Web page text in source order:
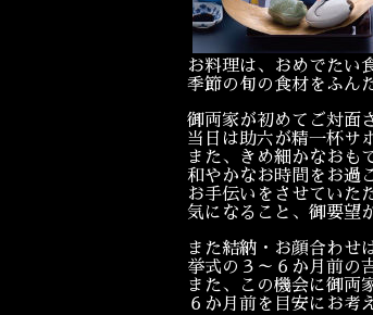
お料理は、おめでたい
季節の旬の食材をふん
御両家が初めてご対面
当日は助六が精一杯サ
また、きめ細かなおも
和やかなお時間をお過
お手伝いをさせていた
気になること、御要望
また結納・お顔合わせ
挙式の３～６か月前の
また、この機会に御両
６か月前を目安にお考